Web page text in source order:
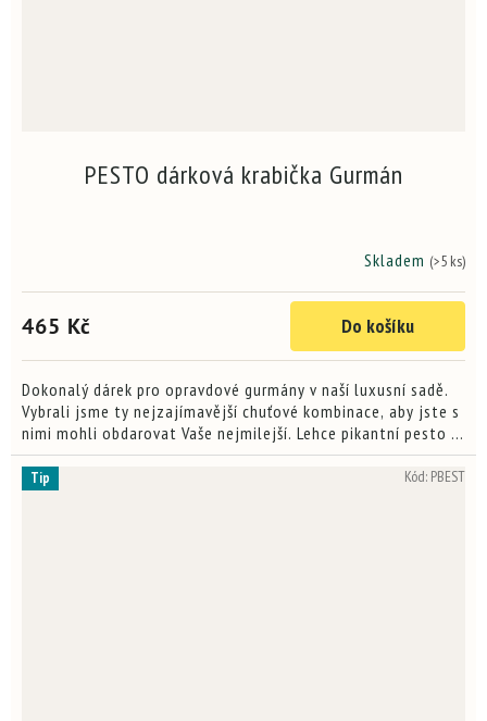
PESTO dárková krabička Gurmán
je
z
5
hvězdiček.
Skladem (>5 ks)
465 Kč Do košíku
Dokonalý dárek pro opravdové gurmány v naší luxusní sadě.
Vybrali jsme ty nejzajímavější chuťové kombinace, aby jste s
nimi mohli obdarovat Vaše nejmilejší. Lehce pikantní pesto s
kouřovým nádechem , pravá chuť slunné Itálie a...
Tip Kód: PBEST